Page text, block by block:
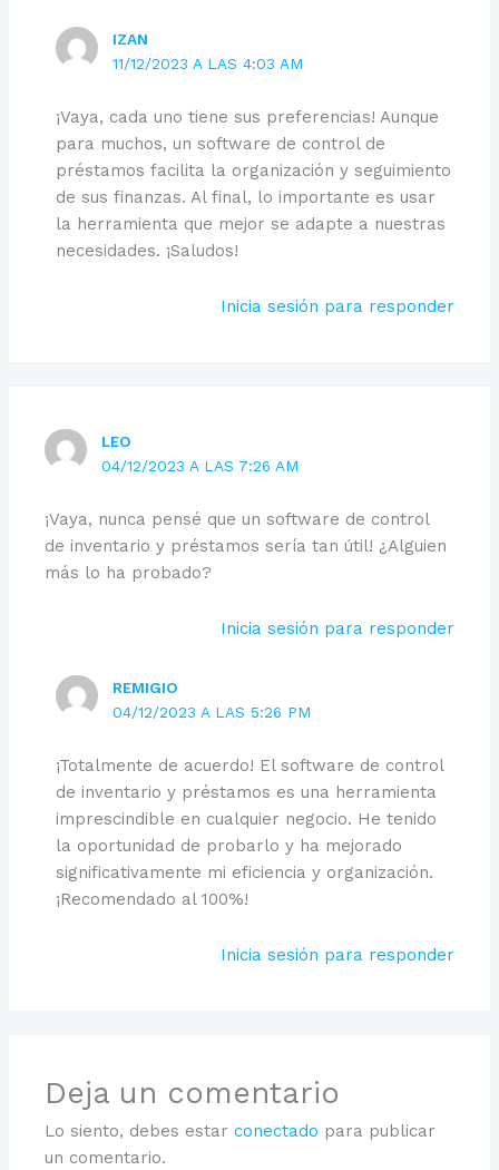
IZAN
11/12/2023 A LAS 4:03 AM
¡Vaya, cada uno tiene sus preferencias! Aunque
para muchos, un software de control de
préstamos facilita la organización y seguimiento
de sus finanzas. Al final, lo importante es usar
la herramienta que mejor se adapte a nuestras
necesidades. ¡Saludos!
Inicia sesión para responder
LEO
04/12/2023 A LAS 7:26 AM
¡Vaya, nunca pensé que un software de control
de inventario y préstamos sería tan útil! ¿Alguien
más lo ha probado?
Inicia sesión para responder
REMIGIO
04/12/2023 A LAS 5:26 PM
¡Totalmente de acuerdo! El software de control
de inventario y préstamos es una herramienta
imprescindible en cualquier negocio. He tenido
la oportunidad de probarlo y ha mejorado
significativamente mi eficiencia y organización.
¡Recomendado al 100%!
Inicia sesión para responder
Deja un comentario
Lo siento, debes estarconectado para publicar
un comentario.